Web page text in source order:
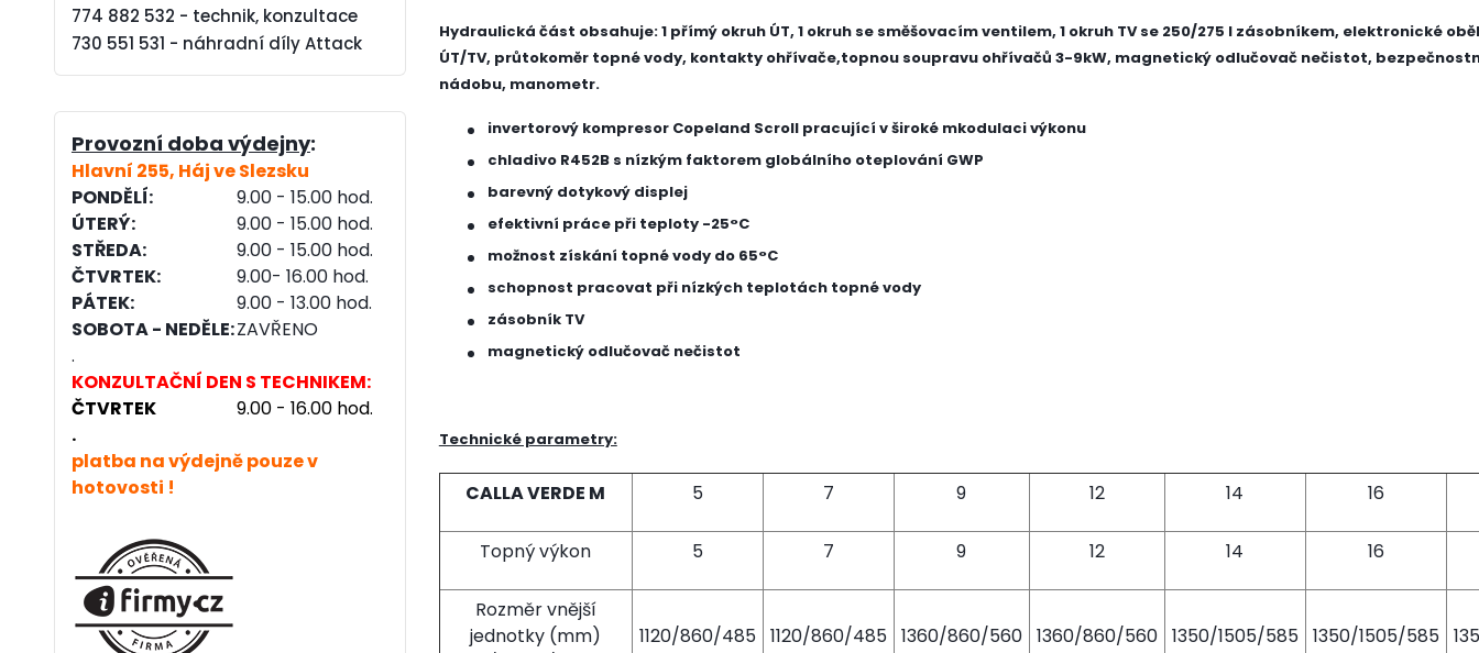
774 882 532 - technik, konzultace
730 551 531 - náhradní díly Attack
Provozní doba výdejny:
Hlavní 255, Háj ve Slezsku
PONDĚLÍ:
9.00- 15.00 hod.
ÚTERÝ:
9.00- 15.00 hod.
STŘEDA:
9.00- 15.00 hod.
ČTVRTEK:
9.00- 16.00 hod.
PÁTEK:
9.00 - 13.00 hod.
SOBOTA - NEDĚLE:ZAVŘENO
.
KONZULTAČNÍ DEN S TECHNIKEM:
ČTVRTEK
9.00 - 16.00 hod.
.
platba na výdejně pouze v
hotovosti !
Hydraulická část obsahuje: 1 přímý okruh ÚT, 1 okruh se směšovacím ventilem, 1 okruh TV se 250/275 l zásobníkem, elektronické
ÚT/TV, průtokoměr topné vody, kontakty ohřívače,topnou soupravu ohřívačů 3-9kW, magnetický odlučovač nečistot,
nádobu, manometr.
invertorový kompresor Copeland Scroll pracující v široké mkodulaci výkonu
chladivo R452B s nízkým faktorem globálního oteplování GWP
barevný dotykový displej
efektivní práce při teploty -25°C
možnost získání topné vody do 65°C
schopnost pracovat při nízkých teplotách topné vody
zásobník TV
magnetický odlučovač nečistot
Technické parametry:
CALLA VERDE M 5 7 9 12 14 16
Topný výkon 5 7 9 12 14 16
Rozměr vnější
jednotky (mm)
1120/860/485 1120/860/485 1360/860/560 1360/860/560 1350/1505/585 1350/1505/585